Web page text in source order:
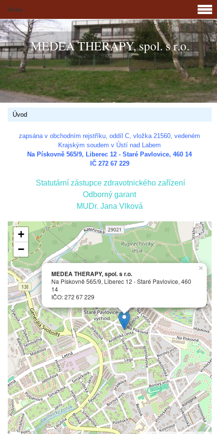
MEDEA THERAPY, spol. s r.o.
Úvod
zapsána v obchodním rejstříku, oddíl C, vložka 21560, vedeném
Krajským soudem v Ústí nad Labem
Na Pískovně 565/9, Liberec 12 - Staré Pavlovice, 460 14
IČ 272 67 229
Statutární zástupce zdravotnického zařízení
Odborný garant
MUDr. Jana Vlková
MEDEA THERAPY, spol. s r.o.
Na Pískovně 565/9, Liberec 12 - Staré Pavlovice, 460
14
IČO: 272 67 229
×
+
−
Menu